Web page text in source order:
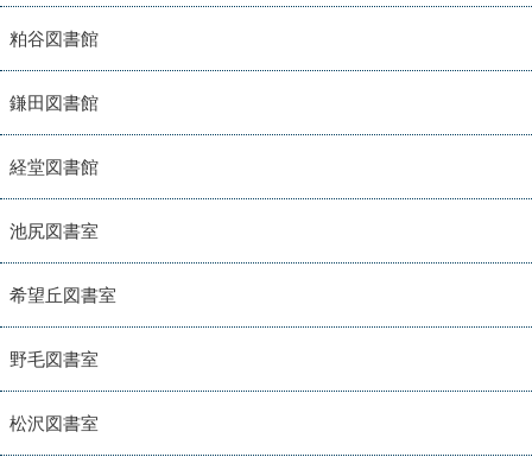
粕谷図書館
鎌田図書館
経堂図書館
池尻図書室
希望丘図書室
野毛図書室
松沢図書室